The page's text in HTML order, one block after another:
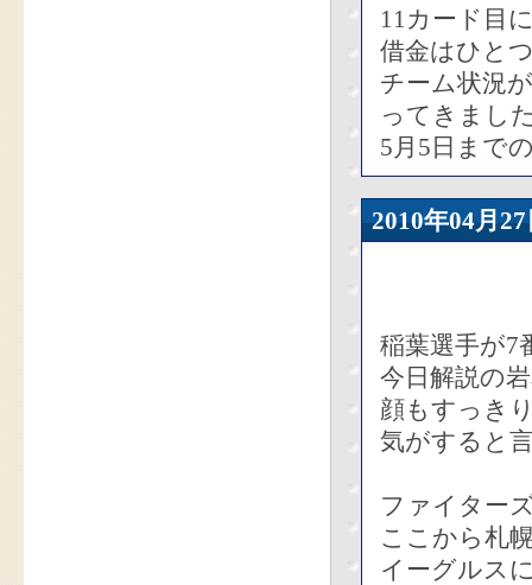
11カード目
借金はひと
チーム状況
ってきまし
5月5日まで
2010年04
稲葉選手が7
今日解説の
顔もすっき
気がすると
ファイター
ここから札
イーグルス